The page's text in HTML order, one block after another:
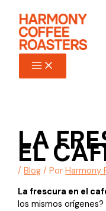
contenido
LA
EL
/Blog / PorHarmony
La frescura en el
los mismos orígenes?